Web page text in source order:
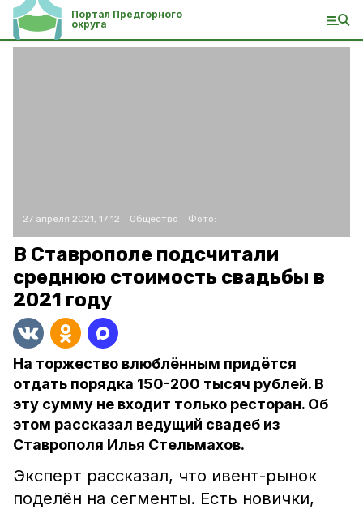
Портал Предгорного
округа
27 апреля 2021, 17:12 Общество Фото:
В Ставрополе подсчитали
среднюю стоимость свадьбы в
2021 году
На торжество влюблённым придётся
отдать порядка 150-200 тысяч рублей. В
эту сумму не входит только ресторан. Об
этом рассказал ведущий свадеб из
Ставрополя Илья Стельмахов.
Эксперт рассказал, что ивент-рынок
поделён на сегменты. Есть новички,